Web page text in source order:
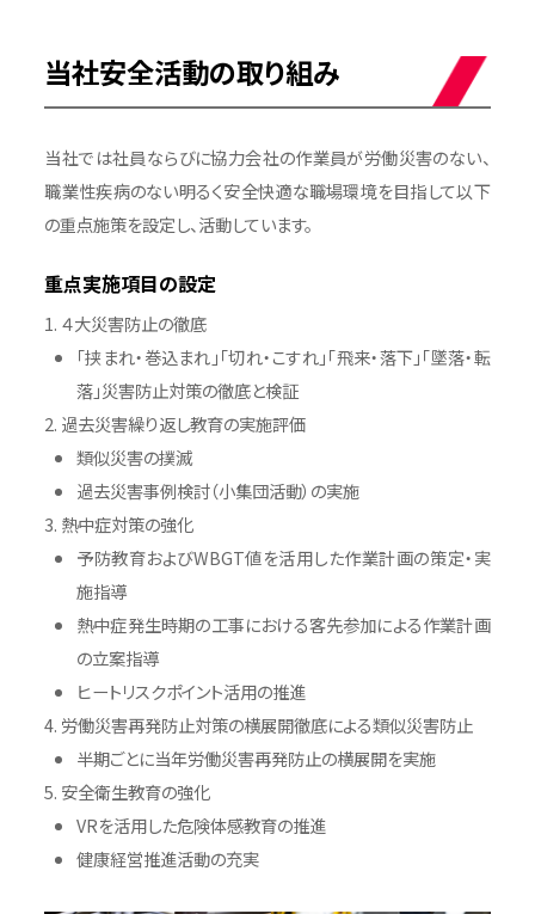
当社安全活動の取り組み
当社では社員ならびに協力会社の作業員が労働災害のない、
職業性疾病のない明るく安全快適な職場環境を目指して以下
の重点施策を設定し、活動しています。
重点実施項目の設定
４大災害防止の徹底
「挟まれ・巻込まれ」「切れ・こすれ」「飛来・落下」「墜落・転
落」災害防止対策の徹底と検証
過去災害繰り返し教育の実施評価
類似災害の撲滅
過去災害事例検討（小集団活動）の実施
熱中症対策の強化
予防教育およびWBGT値を活用した作業計画の策定・実
施指導
熱中症発生時期の工事における客先参加による作業計画
の立案指導
ヒートリスクポイント活用の推進
労働災害再発防止対策の横展開徹底による類似災害防止
半期ごとに当年労働災害再発防止の横展開を実施
安全衛生教育の強化
VRを活用した危険体感教育の推進
健康経営推進活動の充実